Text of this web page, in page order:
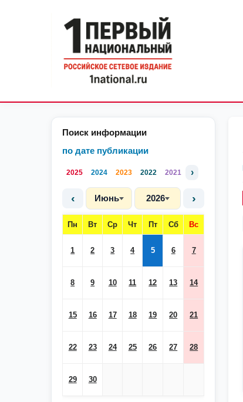
Поиск информации
по дате публикации
2025 2024 2023 2022 2021 ›
‹ Июнь 2026 ›
Пн Вт Ср Чт Пт Сб Вс
1 2 3 4 5 6 7
8 9 10 11 12 13 14
15 16 17 18 19 20 21
22 23 24 25 26 27 28
29 30